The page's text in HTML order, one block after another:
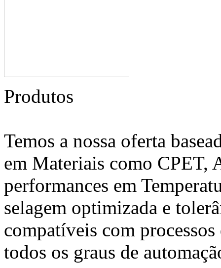
Produtos
Temos a nossa oferta
em Materiais como CPET,
performances em
selagem optimizada e
compatíveis com
todos os graus de